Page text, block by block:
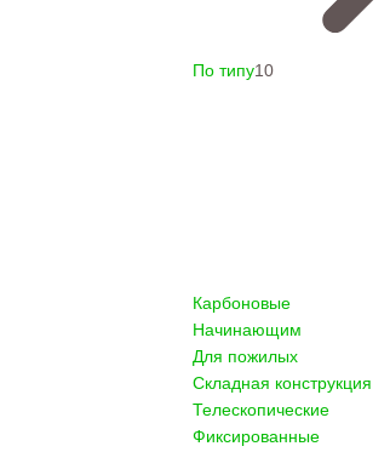
По типу10
Карбоновые
Начинающим
Для пожилых
Складная конструкция
Телескопические
Фиксированные